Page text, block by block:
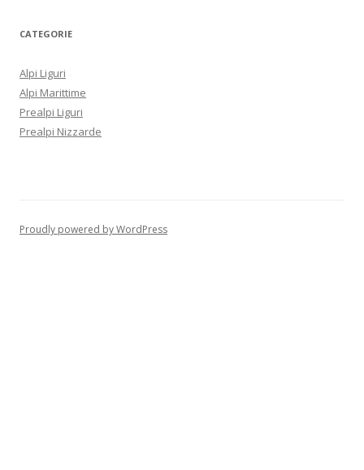
iCATEGORIE
Alpi Liguri
Alpi Marittime
Prealpi Liguri
Prealpi Nizzarde
Proudly powered by WordPress